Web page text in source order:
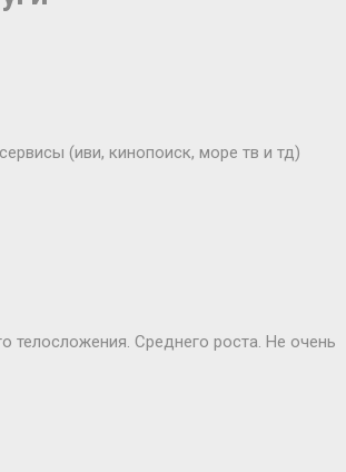
(иви, кинопоиск, море тв и тд)
телосложения. Среднего роста. Не очень